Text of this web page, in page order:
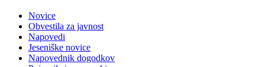
Novice
Obvestila za javnost
Napovedi
Jeseniške novice
Napovednik dogodkov